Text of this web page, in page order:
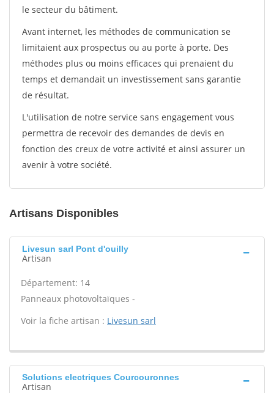
le secteur du bâtiment.
Avant internet, les méthodes de communication se
limitaient aux prospectus ou au porte à porte. Des
méthodes plus ou moins efficaces qui prenaient du
temps et demandait un investissement sans garantie
de résultat.
L'utilisation de notre service sans engagement vous
permettra de recevoir des demandes de devis en
fonction des creux de votre activité et ainsi assurer un
avenir à votre société.
Artisans Disponibles
Livesun sarl Pont d'ouilly
Artisan
Département: 14
Panneaux photovoltaïques -
Voir la fiche artisan : Livesun sarl
Solutions electriques Courcouronnes
Artisan